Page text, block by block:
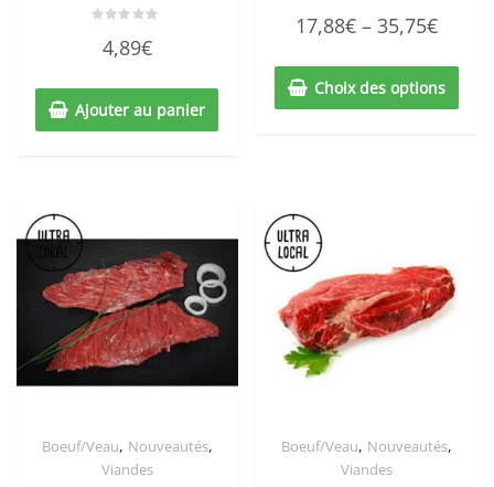
sur
4,89€
Ajouter au panier
0
17,88€ –35,75€
Choix des options
Boeuf/Veau, Nouveautés,
Viandes
Boeuf/Veau, Nouveautés,
Viandes